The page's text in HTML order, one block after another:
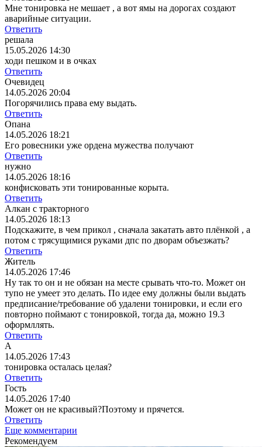
Мне тонировка не мешает , а вот ямы на дорогах создают
аварийные ситуации.
Ответить
решала
15.05.2026 14:30
ходи пешком и в очках
Ответить
Очевидец
14.05.2026 20:04
Погорячились права ему выдать.
Ответить
Опана
14.05.2026 18:21
Его ровесники уже ордена мужества получают
Ответить
нужно
14.05.2026 18:16
конфисковать эти тонированные корыта.
Ответить
Алкан с тракторного
14.05.2026 18:13
Подскажите, в чем прикол , сначала закатать авто плёнкой , а
потом с трясущимися руками дпс по дворам объезжать?
Ответить
Житель
14.05.2026 17:46
Ну так то он и не обязан на месте срывать что-то. Может он
тупо не умеет это делать. По идее ему должны были выдать
предписание/требование об удалени тонировки, и если его
повторно поймают с тонировкой, тогда да, можно 19.3
оформллять.
Ответить
А
14.05.2026 17:43
тонировка осталась целая?
Ответить
Гость
14.05.2026 17:40
Может он не красивый?Поэтому и прячется.
Ответить
Еще комментарии
Рекомендуем